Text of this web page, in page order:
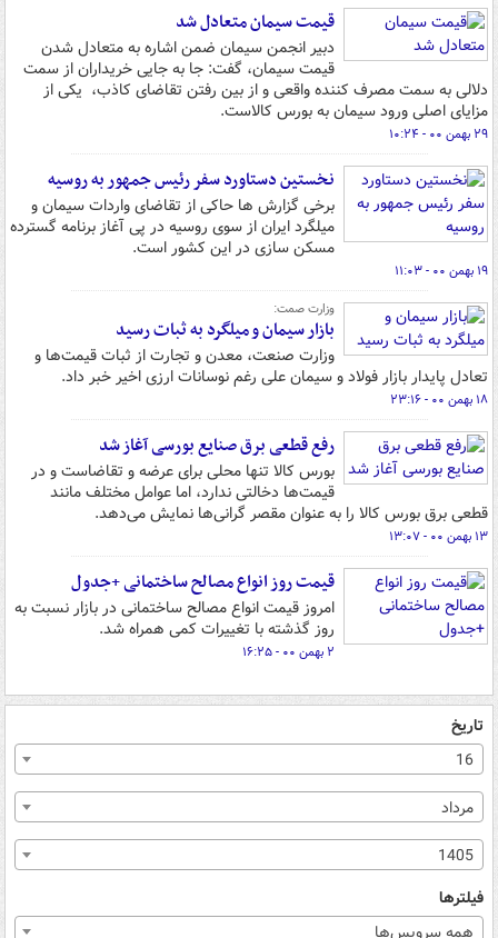
قیمت سیمان متعادل شد
دبیر انجمن سیمان ضمن اشاره به متعادل شدن
قیمت سیمان، گفت: جا به جایی خریداران از سمت
دلالی به سمت مصرف کننده واقعی و از بین رفتن تقاضای کاذب، یکی از
مزایای اصلی ورود سیمان به بورس کالاست.
۲۹ بهمن ۰۰ - ۱۰:۲۴
نخستین دستاورد سفر رئیس جمهور به روسیه
برخی گزارش ها حاکی از تقاضای واردات سیمان و
میلگرد ایران از سوی روسیه در پی آغاز برنامه گسترده
مسکن سازی در این کشور است.
۱۹ بهمن ۰۰ - ۱۱:۰۳
وزارت صمت:
بازار سیمان و میلگرد به ثبات رسید
وزارت صنعت، معدن و تجارت از ثبات قیمت‌ها و
تعادل پایدار بازار فولاد و سیمان علی رغم نوسانات ارزی اخیر خبر داد.
۱۸ بهمن ۰۰ - ۲۳:۱۶
رفع قطعی برق صنایع بورسی آغاز شد
بورس کالا تنها محلی برای عرضه و تقاضاست و در
قیمت‌ها دخالتی ندارد، اما عوامل مختلف مانند
قطعی برق بورس کالا را به عنوان مقصر گرانی‌ها نمایش می‌دهد.
۱۳ بهمن ۰۰ - ۱۳:۰۷
قیمت روز انواع مصالح ساختمانی +جدول
امروز قیمت انواع مصالح ساختمانی در بازار نسبت به
روز گذشته با تغییرات کمی همراه شد.
۲ بهمن ۰۰ - ۱۶:۲۵
تاریخ
16
مرداد
1405
فیلترها
همه سرویس‌ها